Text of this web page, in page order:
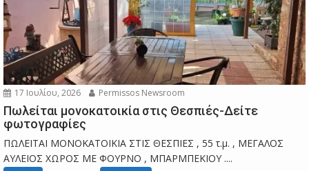
17 Ιουλίου, 2026 Permissos Newsroom
Πωλείται μονοκατοικία στις Θεσπιές-Δείτε
φωτογραφίες
ΠΩΛΕΙΤΑΙ ΜΟΝΟΚΑΤΟΙΚΙΑ ΣΤΙΣ ΘΕΣΠΙΕΣ , 55 τ.μ. , ΜΕΓΑΛΟΣ
ΑΥΛΕΙΟΣ ΧΩΡΟΣ ΜΕ ΦΟΥΡΝΟ , ΜΠΑΡΜΠΕΚΙΟΥ ....